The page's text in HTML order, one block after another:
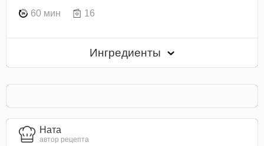
60 мин 16
Ингредиенты
Ната
автор рецепта